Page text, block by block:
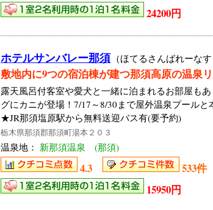
24200円
ホテルサンバレー那須 （ほてるさんばれーなす
敷地内に9つの宿泊棟が建つ那須高原の温泉
露天風呂付客室や愛犬と一緒に泊まれるお部屋も
グにカニが登場！7/17～8/30まで屋外温泉プール
★JR那須塩原駅から無料送迎バス有(要予約)
栃木県那須郡那須町湯本２０３
温泉地： 新那須温泉 (那須)
4.3
533件
15950円